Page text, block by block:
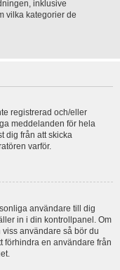
inklusive
vilka kategorier de
registrerad och/eller
meddelanden för hela
dig från att skicka
varför.
användare till dig
in i din kontrollpanel. Om
användare så bör du
förhindra en användare från